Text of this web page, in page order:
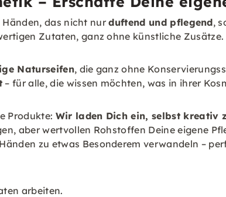
Händen, das nicht nurduftend und pflegend,
Zutaten, ganz ohne künstliche Zusätze.
Naturseifen, die ganz ohne
– für alle, die wissen möchten, was in ihrer
Produkte: Wir laden Dich ein, selbst kreativ
aber wertvollen Rohstoffen Deine eigene
zu etwas Besonderem verwandeln –
arbeiten.